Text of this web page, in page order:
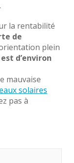
la rentabilité
de
plein
d’environ
mauvaise
solaires
pas à